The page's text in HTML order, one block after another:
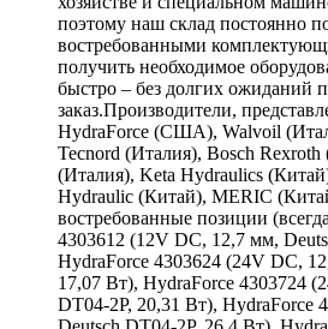
поэтому наш склад постоянно
востребованными
получить необходимое
быстро – без долгих ожиданий
заказ.Производители,
HydraForce (США), Walvoil
Tecnord (Италия), Bosch
(Италия), Keta Hydraulics
Hydraulic (Китай), MERIC
востребованные позиции
4303612 (12V DC, 12,7 мм,
HydraForce 4303624 (24V DC,
17,07 Вт), HydraForce 4303724
DT04-2P, 20,31 Вт), HydraForce